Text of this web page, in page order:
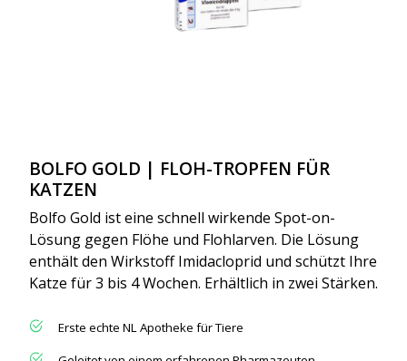
BOLFO GOLD | FLOH-TROPFEN FÜR
KATZEN
Erste echte NL Apotheke für Tiere
Bolfo Gold ist eine schnell wirkende Spot-on-
Lösung gegen Flöhe und Flohlarven. Die Lösung
enthält den Wirkstoff Imidacloprid und schützt Ihre
Katze für 3 bis 4 Wochen. Erhältlich in zwei Stärken.